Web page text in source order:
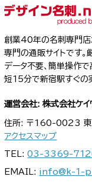
創業40年の名刺専門店
専門の通販サイトです
データ不要、簡単操作
短15分で新宿駅すぐの
運営会社: 株式会社ケイ
住所: 〒160-0023 東
アクセスマップ
TEL:03-3369-
EMAIL: info@k-1-